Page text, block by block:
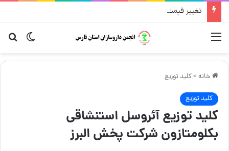
تغییر قیمت مکمل و گیاهی ۱۴ مرداد
تغییر منو
خانه >کلید توزیع
کلید توزیع
کلید توزیع آئروسل استنشاقی
بکلومتازون شرکت پخش البرز